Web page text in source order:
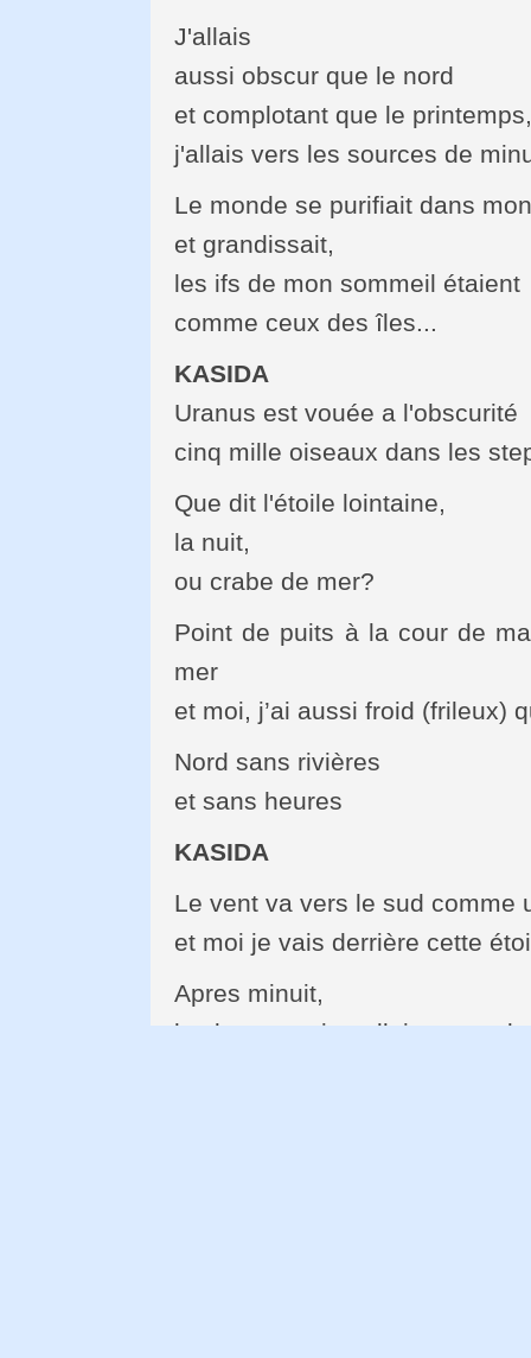
J'allais
aussi obscur que le nord
et complotant que le
j'allais vers les sources de
Le monde se purifiait dans
et grandissait,
les ifs de mon sommeil étaient
comme ceux des îles...
KASIDA
Uranus est vouée a l'obscurité
cinq mille oiseaux dans les
Que dit l'étoile lointaine,
la nuit,
ou crabe de mer?
Point de puits à la cour de
mer
et moi, j’ai aussi froid (frileux)
Nord sans rivières
et sans heures
KASIDA
Le vent va vers le sud comme
et moi je vais derrière cette
Apres minuit,
les bergers sien allaient vers